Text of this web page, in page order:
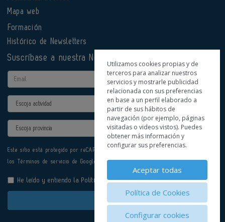
Mapa web
Formación
Histórico de Newsletters
Suscríbase a nuestra Newsletter
Email
Actividad
Provincia
Este sitio está protegido por reCAPTCHA y se aplican la
los Términos de servicio de Google.
He leído y entiendo la Política de Privacidad
Enviar
Utilizamos cookies propias y de
terceros para analizar nuestros
servicios y mostrarle publicidad
relacionada con sus preferencias
en base a un perfil elaborado a
partir de sus hábitos de
navegación (por ejemplo, páginas
visitadas o videos vistos). Puedes
obtener más información y
configurar sus preferencias.
Aceptar todas
Política de Cookies
Configurar cookies